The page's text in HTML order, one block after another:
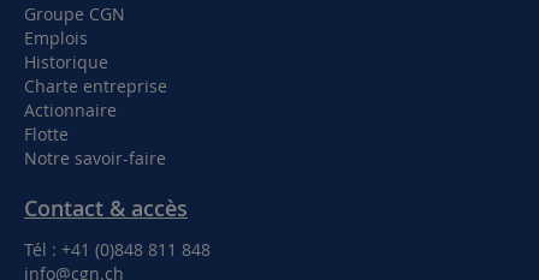
Groupe CGN
Emplois
Historique
Charte entreprise
Actionnaire
Flotte
Notre savoir-faire
Contact & accès
Tél : +41 (0)848 811 848
info@cgn.ch